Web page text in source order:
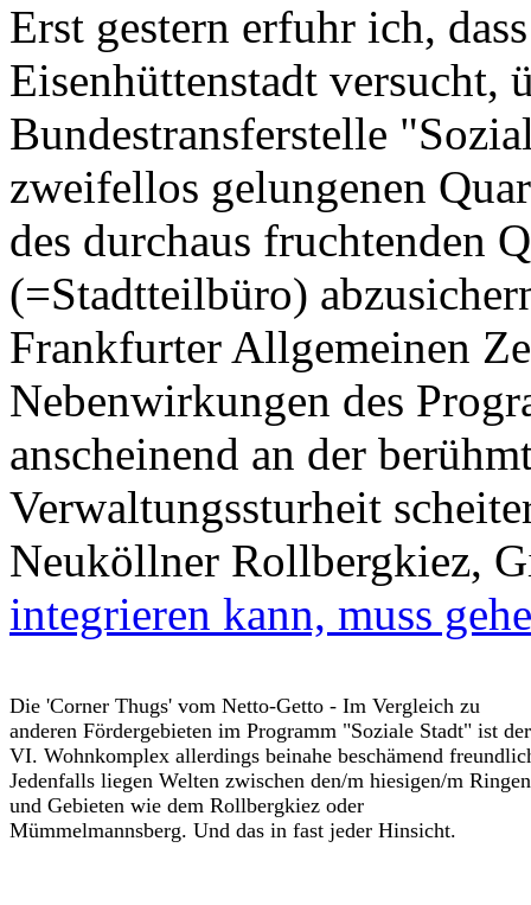
Erst gestern erfuhr ich,
Eisenhüttenstadt versucht,
Bundestransferstelle
zweifellos gelungenen
des durchaus fruchtenden
(=Stadtteilbüro)
Frankfurter Allgemeinen
Nebenwirkungen des
anscheinend an der
Verwaltungssturheit
Neuköllner Rollbergkiez,
integrieren kann, muss
Die 'Corner Thugs' vom Netto-Getto - Im Vergleich zu
anderen Fördergebieten im Programm "Soziale Stadt" ist der
VI. Wohnkomplex allerdings beinahe beschämend
Jedenfalls liegen Welten zwischen den/m hiesigen/m Ringen
und Gebieten wie dem Rollbergkiez oder
Mümmelmannsberg. Und das in fast jeder Hinsicht.